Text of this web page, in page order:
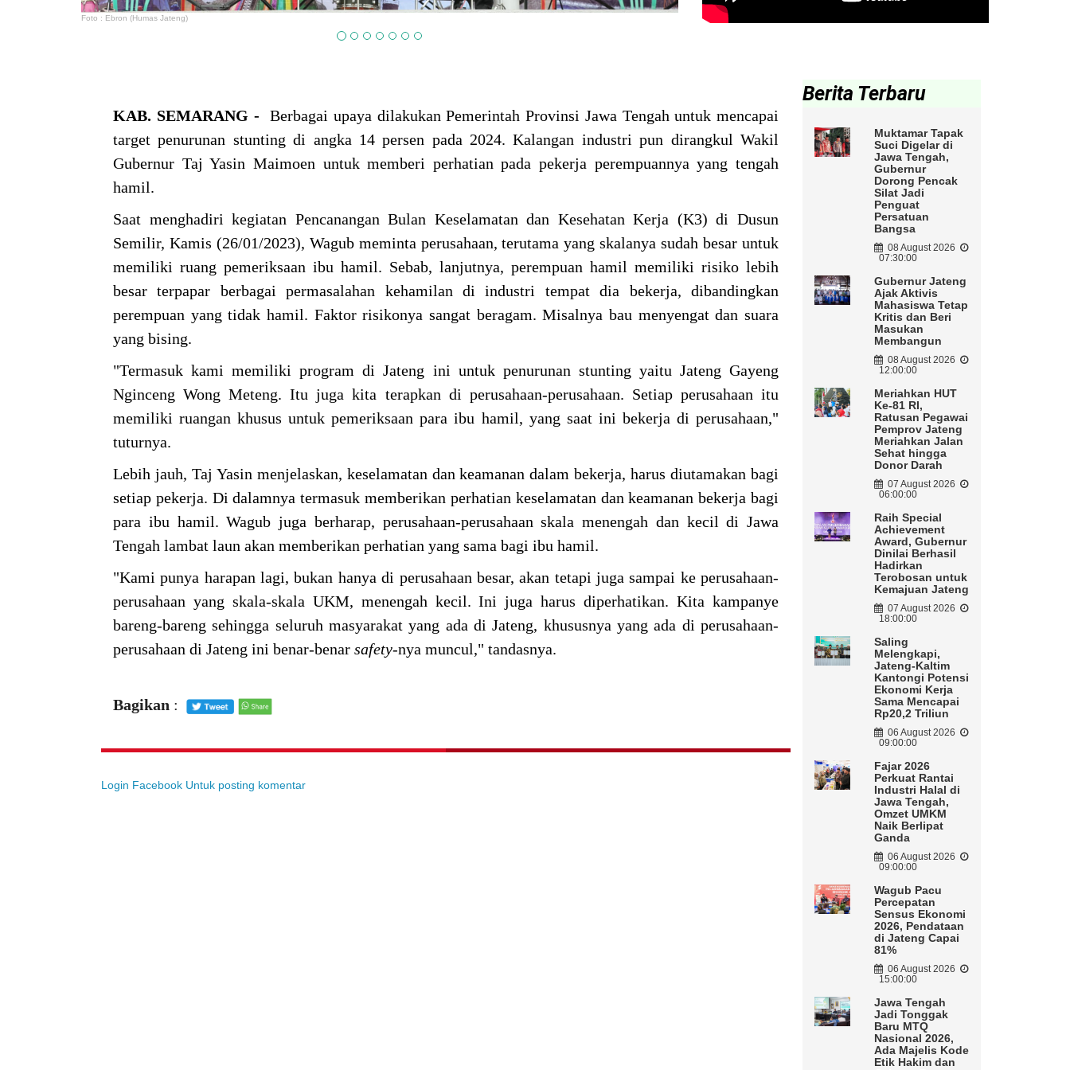
Foto : Ebron (Humas Jateng)
KAB. SEMARANG - Berbagai upaya dilakukan Pemerintah Provinsi Jawa Tengah untuk mencapai
target penurunan stunting di angka 14 persen pada 2024. Kalangan industri pun dirangkul Wakil
Gubernur Taj Yasin Maimoen untuk memberi perhatian pada pekerja perempuannya yang tengah
hamil.
Saat menghadiri kegiatan Pencanangan Bulan Keselamatan dan Kesehatan Kerja (K3) di Dusun
Semilir, Kamis (26/01/2023), Wagub meminta perusahaan, terutama yang skalanya sudah besar untuk
memiliki ruang pemeriksaan ibu hamil. Sebab, lanjutnya, perempuan hamil memiliki risiko lebih
besar terpapar berbagai permasalahan kehamilan di industri tempat dia bekerja, dibandingkan
perempuan yang tidak hamil. Faktor risikonya sangat beragam. Misalnya bau menyengat dan suara
yang bising.
"Termasuk kami memiliki program di Jateng ini untuk penurunan stunting yaitu Jateng Gayeng
Nginceng Wong Meteng. Itu juga kita terapkan di perusahaan-perusahaan. Setiap perusahaan itu
memiliki ruangan khusus untuk pemeriksaan para ibu hamil, yang saat ini bekerja di perusahaan,"
tuturnya.
Lebih jauh, Taj Yasin menjelaskan, keselamatan dan keamanan dalam bekerja, harus diutamakan bagi
setiap pekerja. Di dalamnya termasuk memberikan perhatian keselamatan dan keamanan bekerja bagi
para ibu hamil. Wagub juga berharap, perusahaan-perusahaan skala menengah dan kecil di Jawa
Tengah lambat laun akan memberikan perhatian yang sama bagi ibu hamil.
"Kami punya harapan lagi, bukan hanya di perusahaan besar, akan tetapi juga sampai ke perusahaan-
perusahaan yang skala-skala UKM, menengah kecil. Ini juga harus diperhatikan. Kita kampanye
bareng-bareng sehingga seluruh masyarakat yang ada di Jateng, khususnya yang ada di perusahaan-
perusahaan di Jateng ini benar-benar safety-nya muncul," tandasnya.
Bagikan :
Login Facebook Untuk posting komentar
Berita Terbaru
Muktamar Tapak
Suci Digelar di
Jawa Tengah,
Gubernur
Dorong Pencak
Silat Jadi
Penguat
Persatuan
Bangsa
08 August 2026
07:30:00
Gubernur Jateng
Ajak Aktivis
Mahasiswa Tetap
Kritis dan Beri
Masukan
Membangun
08 August 2026
12:00:00
Meriahkan HUT
Ke-81 RI,
Ratusan Pegawai
Pemprov Jateng
Meriahkan Jalan
Sehat hingga
Donor Darah
07 August 2026
06:00:00
Raih Special
Achievement
Award, Gubernur
Dinilai Berhasil
Hadirkan
Terobosan untuk
Kemajuan Jateng
07 August 2026
18:00:00
Saling
Melengkapi,
Jateng-Kaltim
Kantongi Potensi
Ekonomi Kerja
Sama Mencapai
Rp20,2 Triliun
06 August 2026
09:00:00
Fajar 2026
Perkuat Rantai
Industri Halal di
Jawa Tengah,
Omzet UMKM
Naik Berlipat
Ganda
06 August 2026
09:00:00
Wagub Pacu
Percepatan
Sensus Ekonomi
2026, Pendataan
di Jateng Capai
81%
06 August 2026
15:00:00
Jawa Tengah
Jadi Tonggak
Baru MTQ
Nasional 2026,
Ada Majelis Kode
Etik Hakim dan